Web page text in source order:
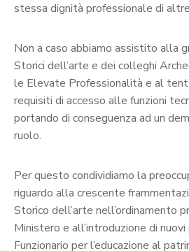
stessa dignità professionale di
Non a caso abbiamo assistito alla
Storici dell’arte e dei colleghi
le Elevate Professionalità e al
requisiti di accesso alle funzioni
portando di conseguenza ad un
ruolo.
Per questo condividiamo la
riguardo alla crescente
Storico dell’arte nell’ordinamento
Ministero e all’introduzione di nuovi
Funzionario per l’educazione al